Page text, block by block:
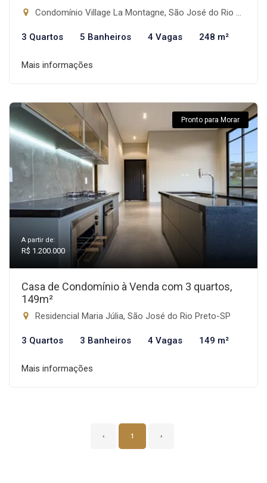
Condomínio Village La Montagne, São José do Rio Preto-SP
3 Quartos 5 Banheiros 4 Vagas 248 m²
Mais informações
Pronto para Morar
A partir de:
R$ 1.200.000
Casa de Condomínio à Venda com 3 quartos,
149m²
Residencial Maria Júlia, São José do Rio Preto-SP
3 Quartos 3 Banheiros 4 Vagas 149 m²
Mais informações
‹ 1 ›